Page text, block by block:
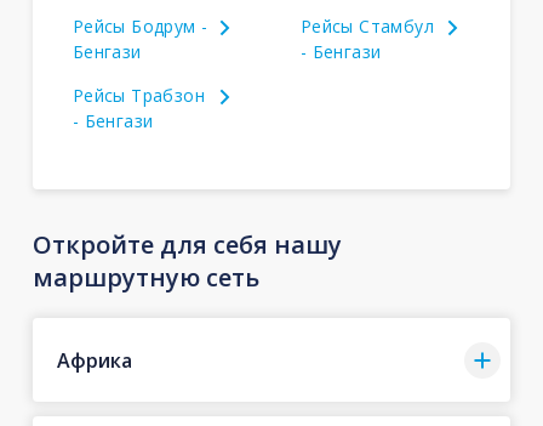
Рейсы Бодрум -
Бенгази
Рейсы Стамбул
- Бенгази
Рейсы Трабзон
- Бенгази
Откройте для себя нашу
маршрутную сеть
Африка